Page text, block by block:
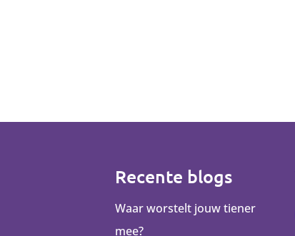
Recente blogs
Waar worstelt jouw tiener
mee?